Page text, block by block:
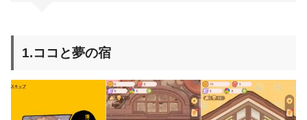
1.ココと夢の宿